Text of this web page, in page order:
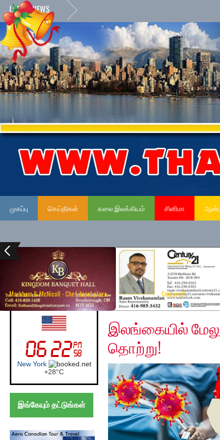
LATEST NEWS
முகப்பு செய்திகள் கலை இலக்கியம் சினிமா
Markham & McNicoll - Chef depot plaza Century21
UK (London)
London
+24°C
இங்கேயும் தட்டுங்கள்
Monday, May 11, 2020
இலங்கையில்
தொற்று!